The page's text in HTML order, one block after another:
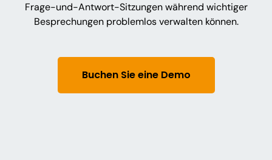
Frage-und-Antwort-Sitzungen während wichtiger
Besprechungen problemlos verwalten können.
Buchen Sie eine Demo